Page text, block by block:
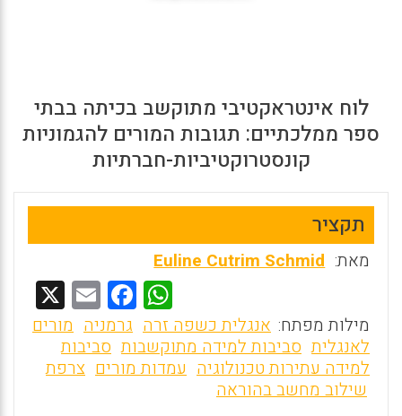
לוח אינטראקטיבי מתוקשב בכיתה בבתי
ספר ממלכתיים: תגובות המורים להגמוניות
קונסטרוקטיביות-חברתיות
תקציר
מאת: Euline Cutrim Schmid
W
h
at
s
F
a
ce
b
E
m
ai
l
מילות מפתח: אנגלית כשפה זרה גרמניה מורים
לאנגלית סביבות למידה מתוקשבות סביבות
למידה עתירות טכנולוגיה עמדות מורים צרפת
שילוב מחשב בהוראה